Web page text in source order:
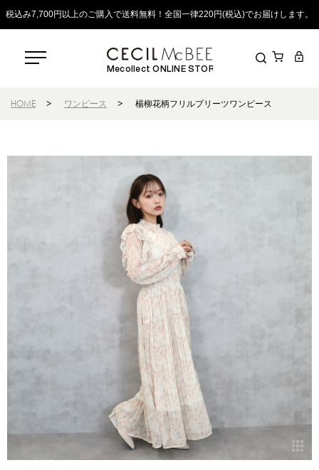
税込み7,700円以上のご購入で送料無料！全国一律220円(税込)でお届けします。
Mecollect ONLINE STORE
HOME > ワンピース > 楊柳花柄フリルプリーツワンピース